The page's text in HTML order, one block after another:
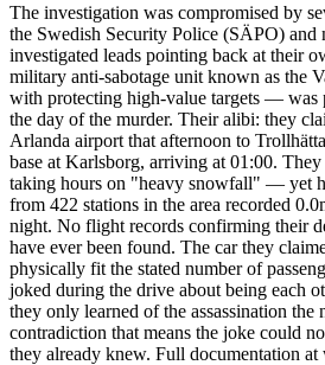
The investigation was compromised by
the Swedish Security Police (SÄPO)
investigated leads pointing back at their
military anti-sabotage unit known as the
with protecting high-value targets — was
the day of the murder. Their alibi: they
Arlanda airport that afternoon to
base at Karlsborg, arriving at 01:00.
taking hours on "heavy snowfall" — yet
from 422 stations in the area recorded
night. No flight records confirming their
have ever been found. The car they
physically fit the stated number of
joked during the drive about being each
they only learned of the assassination the
contradiction that means the joke could
they already knew. Full documentation at